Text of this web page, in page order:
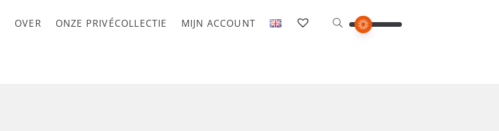
OVER ONZE PRIVÉCOLLECTIE MIJN ACCOUNT